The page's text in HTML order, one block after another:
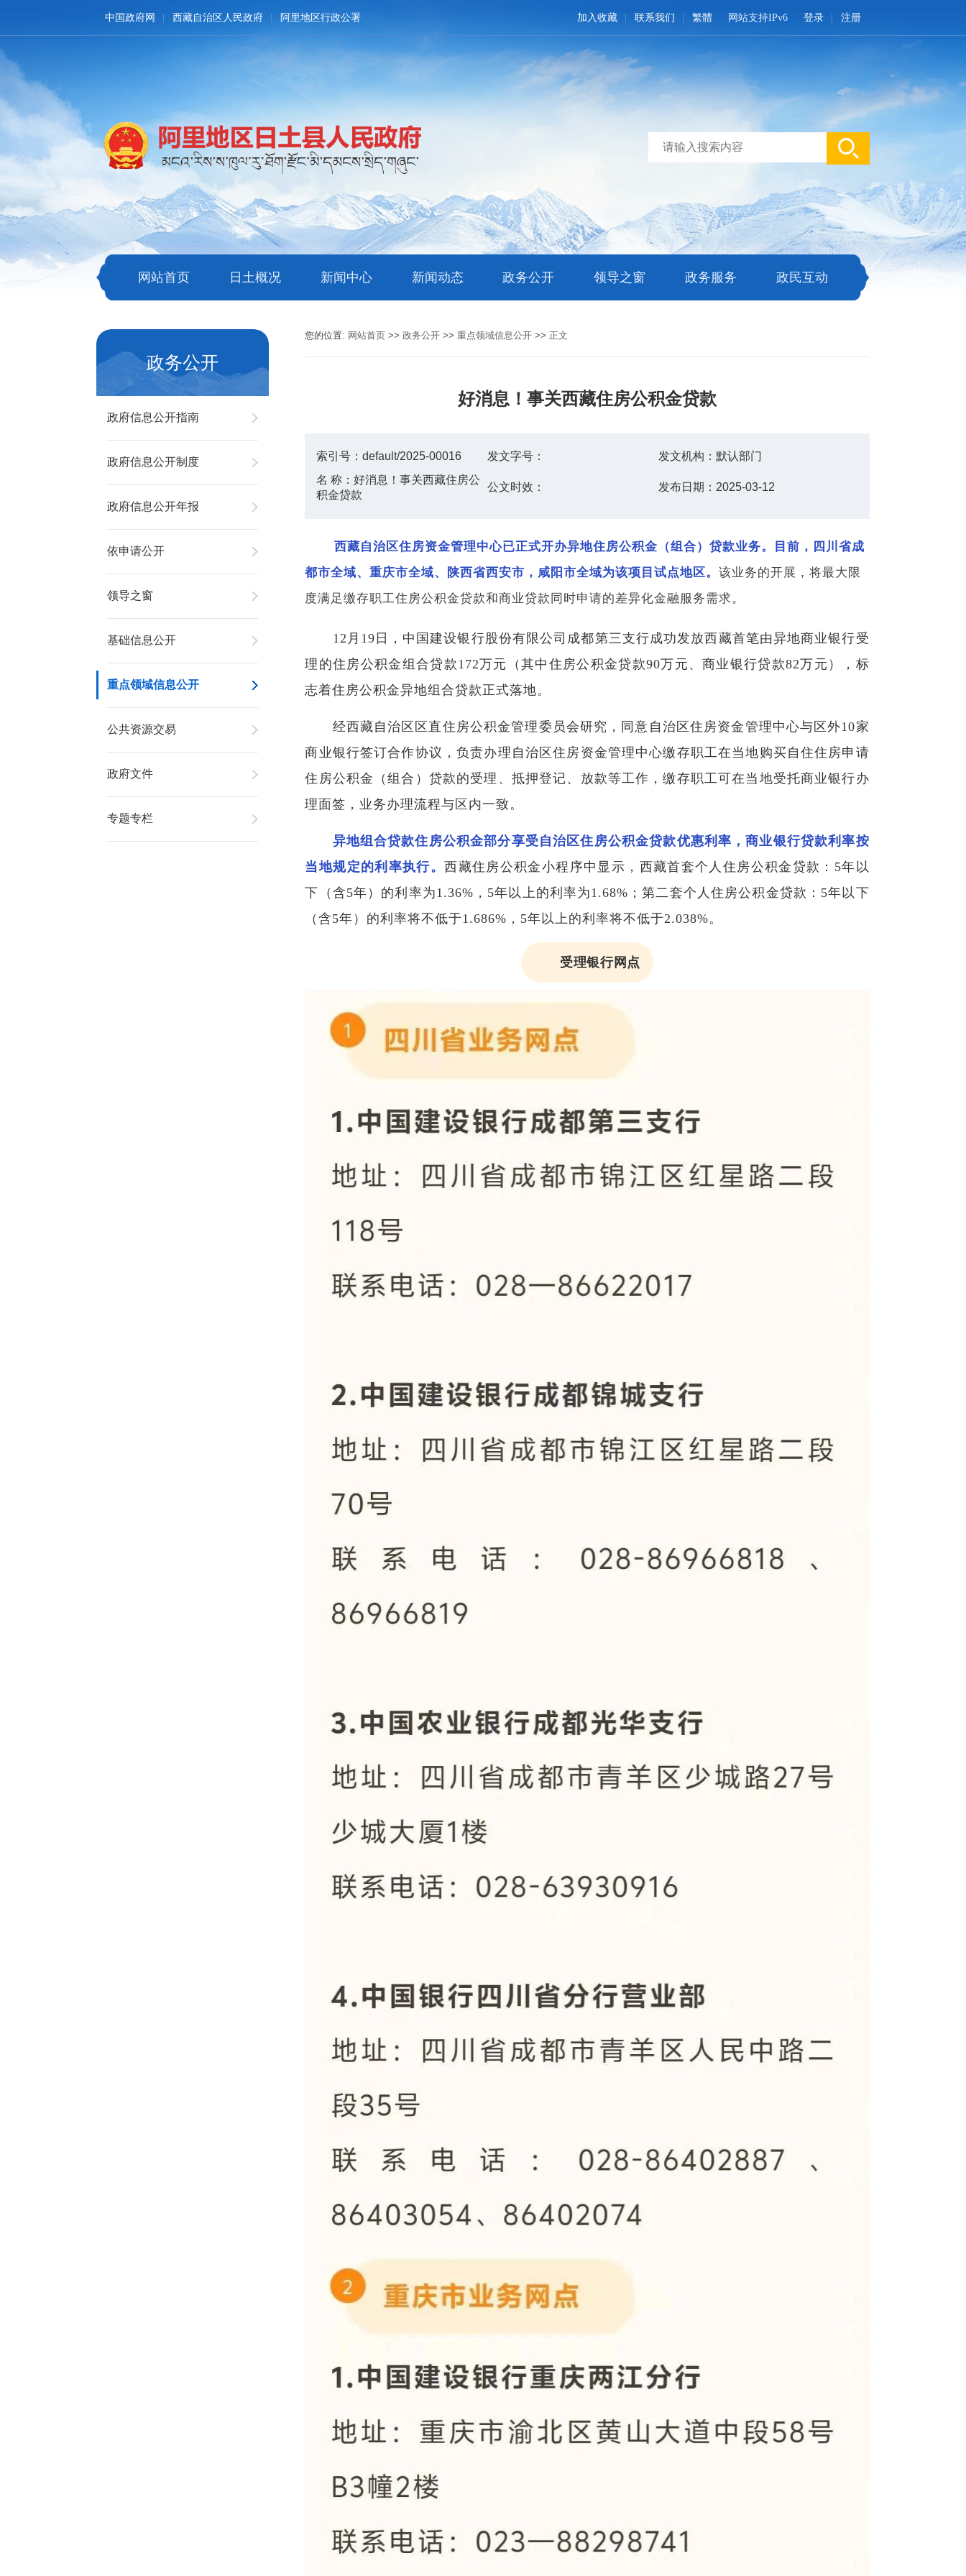
中国政府网 西藏自治区人民政府 阿里地区行政公署 登录 注册
网站支持IPv6
加入收藏 联系我们 繁體
网站首页 日土概况 新闻中心 新闻动态 政务公开 领导之窗 政务服务 政民互动
政务公开
政府信息公开指南
政府信息公开制度
政府信息公开年报
依申请公开
领导之窗
基础信息公开
重点领域信息公开
公共资源交易
政府文件
专题专栏
您的位置: 网站首页 >>政务公开 >>重点领域信息公开 >>正文
好消息！事关西藏住房公积金贷款
索引号：default/2025-00016 发文字号： 发文机构： 默认部门
名 称：好消息！事关西藏住房公
积金贷款
公文时效： 发布日期： 2025-03-12
西藏自治区住房资金管理中心已正式开办异地住房公积金（组合）贷款业务。目前，四川省成
都市全域、重庆市全域、陕西省西安市，咸阳市全域为该项目试点地区。该业务的开展，将最大限
度满足缴存职工住房公积金贷款和商业贷款同时申请的差异化金融服务需求。
12月19日，中国建设银行股份有限公司成都第三支行成功发放西藏首笔由异地商业银行受
理的住房公积金组合贷款172万元（其中住房公积金贷款90万元、商业银行贷款82万元），标
志着住房公积金异地组合贷款正式落地。
经西藏自治区区直住房公积金管理委员会研究，同意自治区住房资金管理中心与区外10家
商业银行签订合作协议，负责办理自治区住房资金管理中心缴存职工在当地购买自住住房申请
住房公积金（组合）贷款的受理、抵押登记、放款等工作，缴存职工可在当地受托商业银行办
理面签，业务办理流程与区内一致。
异地组合贷款住房公积金部分享受自治区住房公积金贷款优惠利率，商业银行贷款利率按
当地规定的利率执行。西藏住房公积金小程序中显示，西藏首套个人住房公积金贷款：5年以
下（含5年）的利率为1.36%，5年以上的利率为1.68%；第二套个人住房公积金贷款：5年以下
（含5年）的利率将不低于1.686%，5年以上的利率将不低于2.038%。
受理银行网点